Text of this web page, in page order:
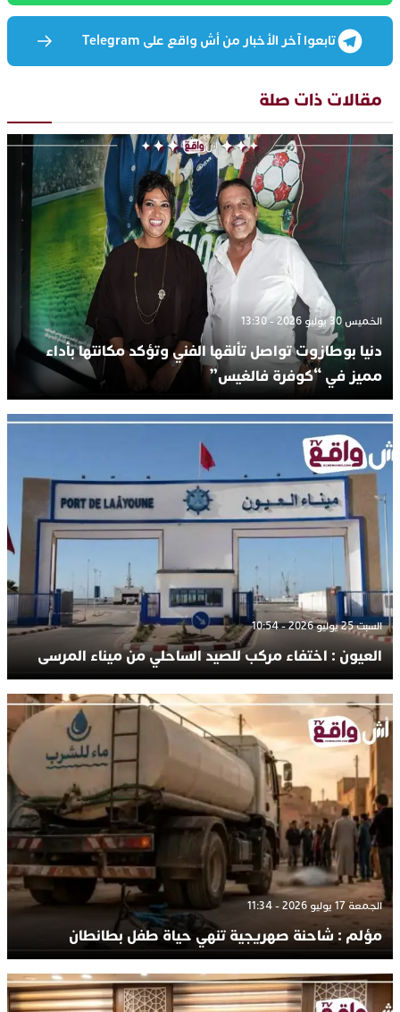
تابعوا آخر الأخبار من أش واقع على Telegram
مقالات ذات صلة
الخميس 30 يوليو 2026 - 13:30
دنيا بوطازوت تواصل تألقها الفني وتؤكد مكانتها بأداء
مميز في “كوفرة فالغيس”
السبت 25 يوليو 2026 - 10:54
العيون : اختفاء مركب للصيد الساحلي من ميناء المرسى
الجمعة 17 يوليو 2026 - 11:34
مؤلم : شاحنة صهريجية تنهي حياة طفل بطانطان